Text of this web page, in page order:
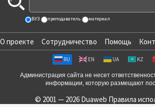
ВУЗ преподаватель материал
О проекте Сотрудничество Помощь
RU EN UA KZ
Администрация сайта не несет
информации, которую размещают
© 2001 — 2026 Duaweb Правила